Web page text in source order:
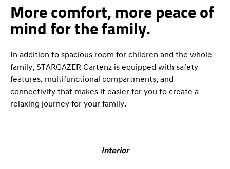
More comfort, more peace of
mind for the family.
In addition to spacious room for children and the whole
family, STARGAZER Cartenz is equipped with safety
features, multifunctional compartments, and
connectivity that makes it easier for you to create a
relaxing journey for your family.
Interior